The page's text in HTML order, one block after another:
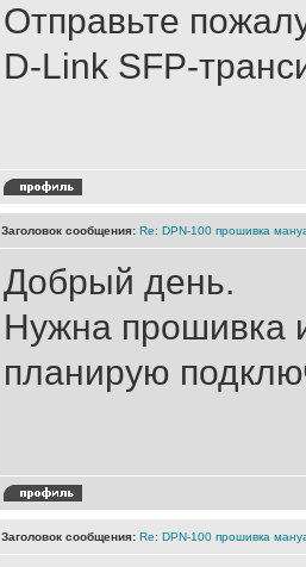
Отправьте
D-Link SFP-
Заголовок сообщения: Re: DPN-100 прошивка
Добрый день.
Нужна прошивка
планирую
Заголовок сообщения: Re: DPN-100 прошивка